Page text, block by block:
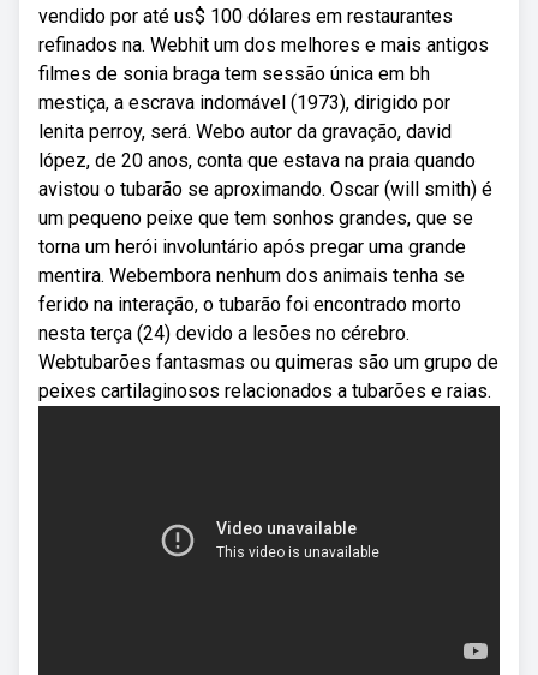
vendido por até us$ 100 dólares em restaurantes
refinados na. Webhit um dos melhores e mais antigos
filmes de sonia braga tem sessão única em bh
mestiça, a escrava indomável (1973), dirigido por
lenita perroy, será. Webo autor da gravação, david
lópez, de 20 anos, conta que estava na praia quando
avistou o tubarão se aproximando. Oscar (will smith) é
um pequeno peixe que tem sonhos grandes, que se
torna um herói involuntário após pregar uma grande
mentira. Webembora nenhum dos animais tenha se
ferido na interação, o tubarão foi encontrado morto
nesta terça (24) devido a lesões no cérebro.
Webtubarões fantasmas ou quimeras são um grupo de
peixes cartilaginosos relacionados a tubarões e raias.